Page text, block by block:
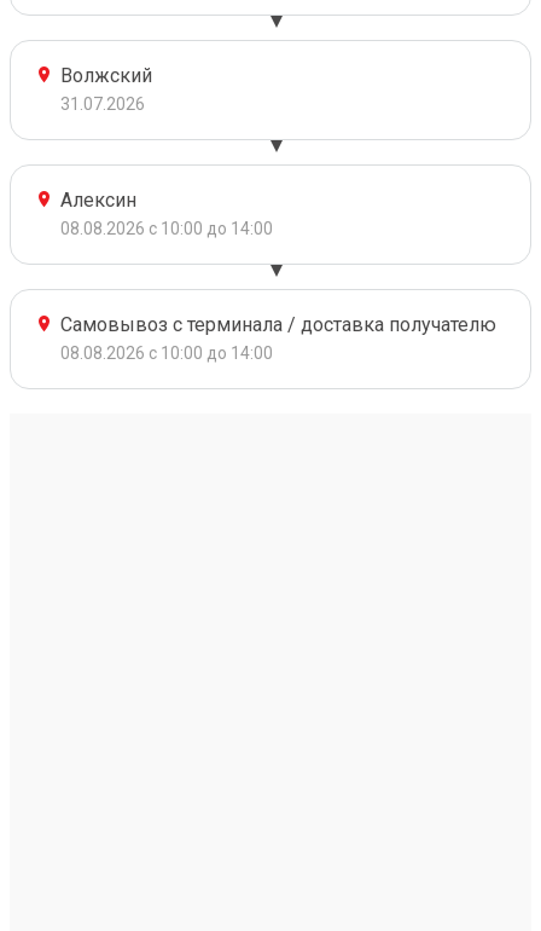
Волжский
31.07.2026
Алексин
08.08.2026 с 10:00 до 14:00
Самовывоз с терминала / доставка получателю
08.08.2026 с 10:00 до 14:00